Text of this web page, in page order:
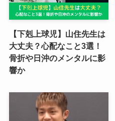
【下剋上球児】山住先生は
大丈夫？心配なこと3選！
骨折や日沖のメンタルに影
響か